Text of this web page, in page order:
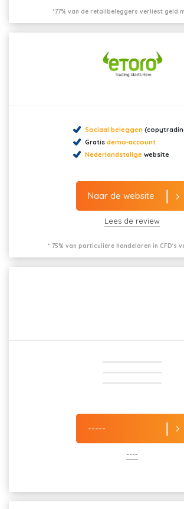
*77% van de retailbeleggers verliest geld
Sociaal beleggen
Gratis demo-account
Nederlandstalige website
Naar de website
Lees de review
* 75% van particuliere handelaren in CFD's
-----
----